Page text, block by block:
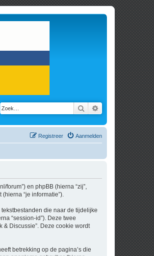
Zoek Uitgebreid zoeken
Aanmelden
Registreer
forum”) en phpBB (hierna “zij”,
“je informatie”).
die naar de tijdelijke
“session-id”). Deze twee
Discussie”. Deze cookie wordt
betrekking op de pagina’s die